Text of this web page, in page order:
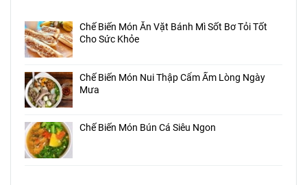
Chế Biến Món Ăn Vặt Bánh Mì Sốt Bơ Tỏi Tốt
Cho Sức Khỏe
Chế Biến Món Nui Thập Cẩm Ấm Lòng Ngày
Mưa
Chế Biến Món Bún Cá Siêu Ngon